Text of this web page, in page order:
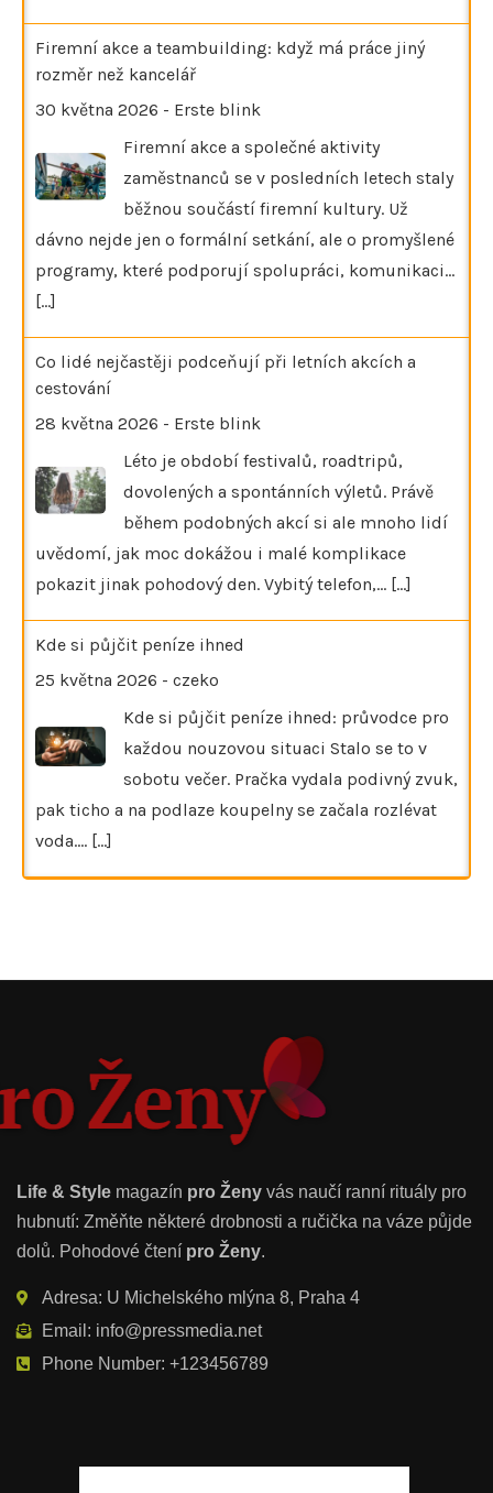
Firemní akce a teambuilding: když má práce jiný
rozměr než kancelář
30 května 2026 - Erste blink
Firemní akce a společné aktivity
zaměstnanců se v posledních letech staly
běžnou součástí firemní kultury. Už
dávno nejde jen o formální setkání, ale o promyšlené
programy, které podporují spolupráci, komunikaci…
[...]
Co lidé nejčastěji podceňují při letních akcích a
cestování
28 května 2026 - Erste blink
Léto je období festivalů, roadtripů,
dovolených a spontánních výletů. Právě
během podobných akcí si ale mnoho lidí
uvědomí, jak moc dokážou i malé komplikace
pokazit jinak pohodový den. Vybitý telefon,… [...]
Kde si půjčit peníze ihned
25 května 2026 - czeko
Kde si půjčit peníze ihned: průvodce pro
každou nouzovou situaci Stalo se to v
sobotu večer. Pračka vydala podivný zvuk,
pak ticho a na podlaze koupelny se začala rozlévat
voda.… [...]
Life & Style magazín pro Ženy vás naučí ranní rituály pro
hubnutí: Změňte některé drobnosti a ručička na váze půjde
dolů. Pohodové čtení pro Ženy.
Adresa: U Michelského mlýna 8, Praha 4
Email: info@pressmedia.net
Phone Number: +123456789